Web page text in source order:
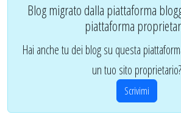
Blog migrato dalla piattaforma
piattaforma
Hai anche tu dei blog su questa
un tuo sito proprietario?
Scrivimi